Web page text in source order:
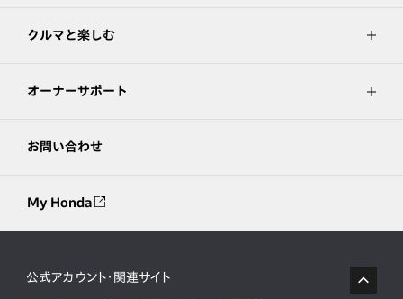
クルマと楽しむ
オーナーサポート
お問い合わせ
My Honda
公式アカウント・関連サイト